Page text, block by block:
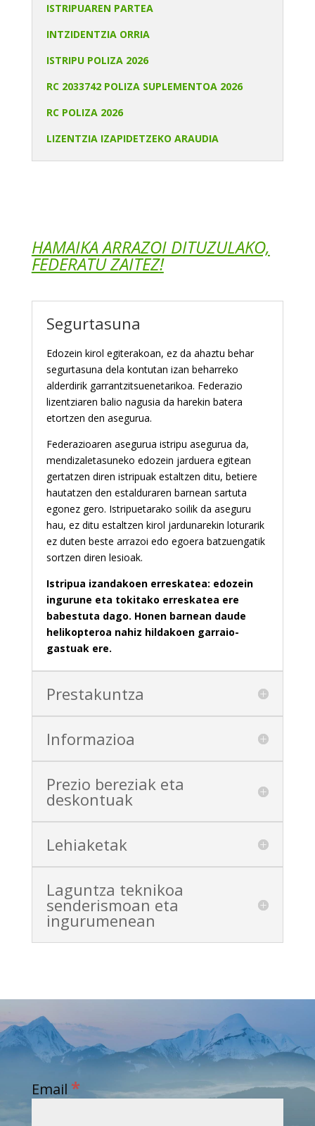
ISTRIPUAREN PARTEA
INTZIDENTZIA ORRIA
ISTRIPU POLIZA 2026
RC 2033742 POLIZA SUPLEMENTOA 2026
RC POLIZA 2026
LIZENTZIA IZAPIDETZEKO ARAUDIA
HAMAIKA ARRAZOI DITUZULAKO,
FEDERATU ZAITEZ!
Segurtasuna
Edozein kirol egiterakoan, ez da ahaztu behar
segurtasuna dela kontutan izan beharreko
alderdirik garrantzitsuenetarikoa. Federazio
lizentziaren balio nagusia da harekin batera
etortzen den asegurua.
Federazioaren asegurua istripu asegurua da,
mendizaletasuneko edozein jarduera egitean
gertatzen diren istripuak estaltzen ditu, betiere
hautatzen den estalduraren barnean sartuta
egonez gero. Istripuetarako soilik da aseguru
hau, ez ditu estaltzen kirol jardunarekin loturarik
ez duten beste arrazoi edo egoera batzuengatik
sortzen diren lesioak.
Istripua izandakoen erreskatea: edozein
ingurune eta tokitako erreskatea ere
babestuta dago. Honen barnean daude
helikopteroa nahiz hildakoen garraio-
gastuak ere.
Prestakuntza
Informazioa
Prezio bereziak eta
deskontuak
Lehiaketak
Laguntza teknikoa
senderismoan eta
ingurumenean
Email *